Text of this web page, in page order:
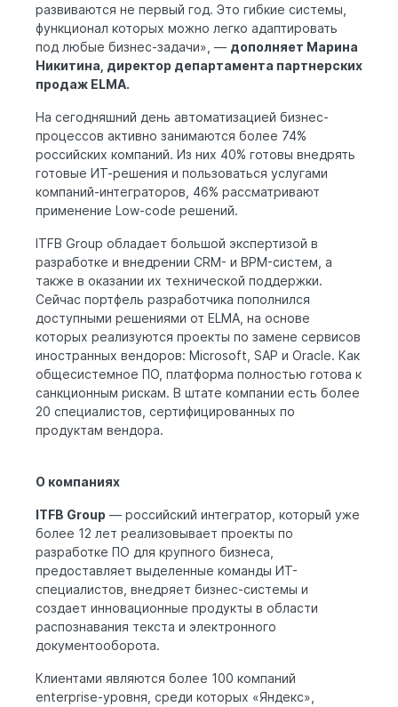
развиваются не первый год. Это гибкие системы,
функционал которых можно легко адаптировать
под любые бизнес-задачи», — дополняет Марина
Никитина, директор департамента партнерских
продаж ELMA.
На сегодняшний день автоматизацией бизнес-
процессов активно занимаются более 74%
российских компаний. Из них 40% готовы внедрять
готовые ИТ-решения и пользоваться услугами
компаний-интеграторов, 46% рассматривают
применение Low-code решений.
ITFB Group обладает большой экспертизой в
разработке и внедрении CRM- и BPM-систем, а
также в оказании их технической поддержки.
Сейчас портфель разработчика пополнился
доступными решениями от ELMA, на основе
которых реализуются проекты по замене сервисов
иностранных вендоров: Microsoft, SAP и Oracle. Как
общесистемное ПО, платформа полностью готова к
санкционным рискам. В штате компании есть более
20 специалистов, сертифицированных по
продуктам вендора.
О компаниях
ITFB Group — российский интегратор, который уже
более 12 лет реализовывает проекты по
разработке ПО для крупного бизнеса,
предоставляет выделенные команды ИТ-
специалистов, внедряет бизнес-системы и
создает инновационные продукты в области
распознавания текста и электронного
документооборота.
Клиентами являются более 100 компаний
enterprise-уровня, среди которых «Яндекс»,